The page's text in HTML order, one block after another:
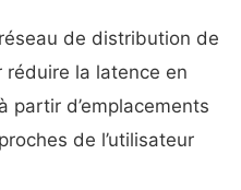
de distribution de
réduire la latence en
partir d’emplacements
de l’utilisateur